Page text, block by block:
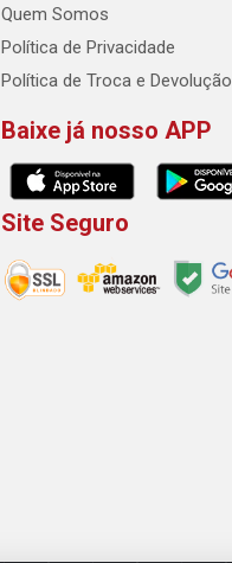
Quem Somos
Política de Privacidade
Política de Troca e Devolução
Baixe já nosso APP
Site Seguro